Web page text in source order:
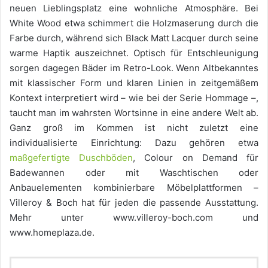
neuen Lieblingsplatz eine wohnliche Atmosphäre. Bei
White Wood etwa schimmert die Holzmaserung durch die
Farbe durch, während sich Black Matt Lacquer durch seine
warme Haptik auszeichnet. Optisch für Entschleunigung
sorgen dagegen Bäder im Retro-Look. Wenn Altbekanntes
mit klassischer Form und klaren Linien in zeitgemäßem
Kontext interpretiert wird – wie bei der Serie Hommage –,
taucht man im wahrsten Wortsinne in eine andere Welt ab.
Ganz groß im Kommen ist nicht zuletzt eine
individualisierte Einrichtung: Dazu gehören etwa
maßgefertigte Duschböden, Colour on Demand für
Badewannen oder mit Waschtischen oder
Anbauelementen kombinierbare Möbelplattformen –
Villeroy & Boch hat für jeden die passende Ausstattung.
Mehr unter www.villeroy-boch.com und
www.homeplaza.de.